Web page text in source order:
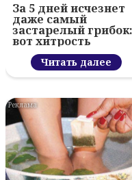
За 5 дней исчезнет
даже самый
застарелый грибок:
вот хитрость
Читать далее